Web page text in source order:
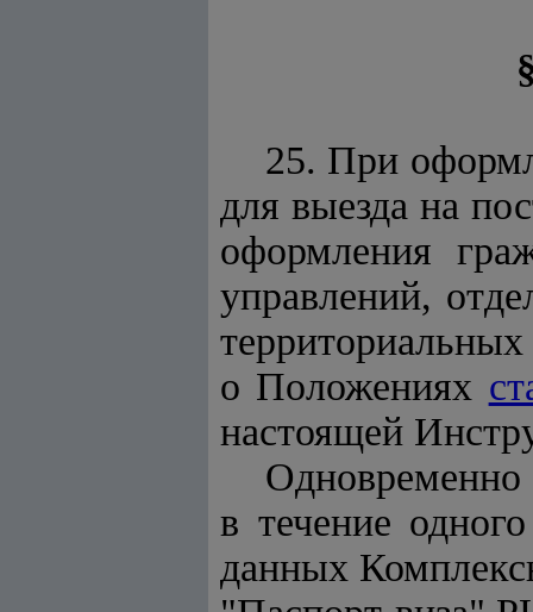
25. При
для выезда на
оформления
управлений,
о Положениях
настоящей
Одновременно
в течение
данных